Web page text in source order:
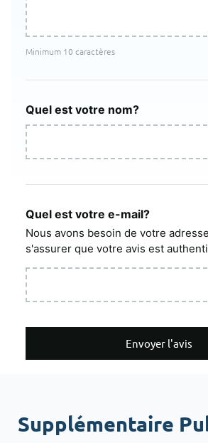
Minimum 10 caractères
Quel est votre nom?
Quel est votre e-mail?
Nous avons besoin de votre
s'assurer que votre avis est
Envoyer l'avis
Supplémentaire